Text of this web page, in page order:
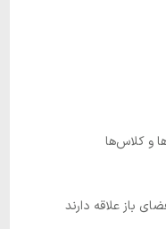
و کلاس‌ها
باز علاقه دارند